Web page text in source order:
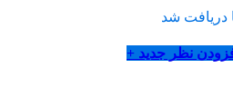
دریافت شد
نظر جدید +